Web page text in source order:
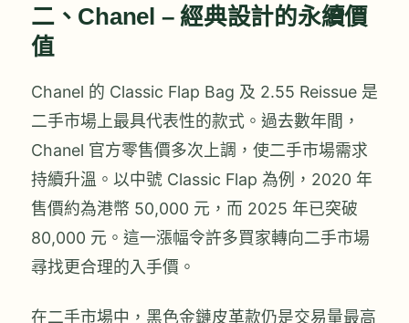
二、Chanel – 經典設計的永續價
值
Chanel 的 Classic Flap Bag 及 2.55 Reissue 是
二手市場上最具代表性的款式。過去數年間，
Chanel 官方零售價多次上調，使二手市場需求
持續升溫。以中號 Classic Flap 為例，2020 年
售價約為港幣 50,000 元，而 2025 年已突破
80,000 元。這一漲幅令許多買家轉向二手市場
尋找更合理的入手價。
在二手市場中，黑色金鏈皮革款仍是交易量最高